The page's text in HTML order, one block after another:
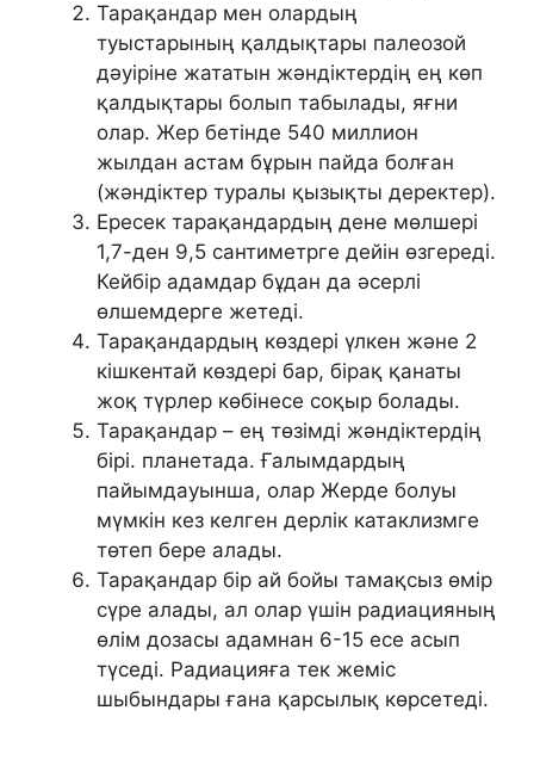
Тарақандар мен олардың
туыстарының қалдықтары палеозой
дәуіріне жататын жәндіктердің ең көп
қалдықтары болып табылады, яғни
олар. Жер бетінде 540 миллион
жылдан астам бұрын пайда болған
(жәндіктер туралы қызықты деректер).
Ересек тарақандардың дене мөлшері
1,7-ден 9,5 сантиметрге дейін өзгереді.
Кейбір адамдар бұдан да әсерлі
өлшемдерге жетеді.
Тарақандардың көздері үлкен және 2
кішкентай көздері бар, бірақ қанаты
жоқ түрлер көбінесе соқыр болады.
Тарақандар – ең төзімді жәндіктердің
бірі. планетада. Ғалымдардың
пайымдауынша, олар Жерде болуы
мүмкін кез келген дерлік катаклизмге
төтеп бере алады.
Тарақандар бір ай бойы тамақсыз өмір
сүре алады, ал олар үшін радиацияның
өлім дозасы адамнан 6-15 есе асып
түседі. Радиацияға тек жеміс
шыбындары ғана қарсылық көрсетеді.